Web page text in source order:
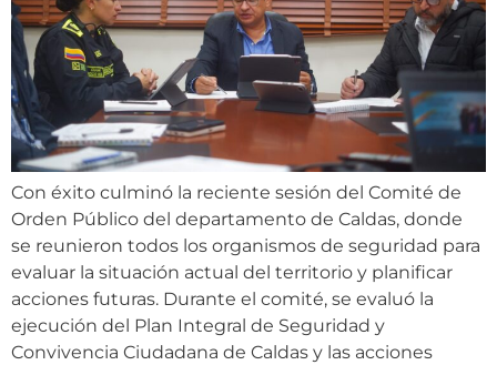
Con éxito culminó la reciente sesión del Comité de
Orden Público del departamento de Caldas, donde
se reunieron todos los organismos de seguridad para
evaluar la situación actual del territorio y planificar
acciones futuras. Durante el comité, se evaluó la
ejecución del Plan Integral de Seguridad y
Convivencia Ciudadana de Caldas y las acciones